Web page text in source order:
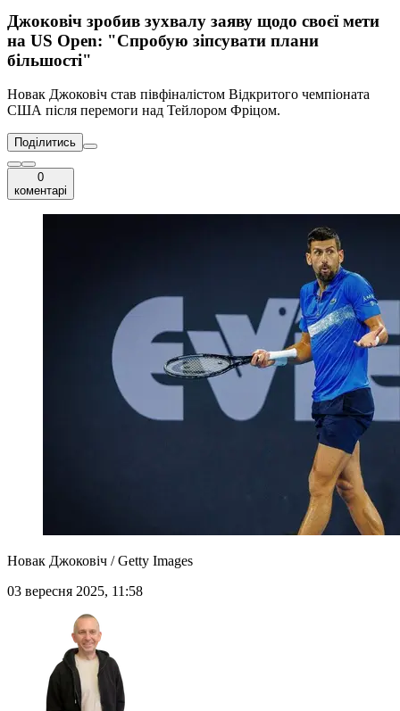
Джоковіч зробив зухвалу заяву щодо своєї мети
на US Open: "Спробую зіпсувати плани
більшості"
Новак Джоковіч став півфіналістом Відкритого чемпіоната
США після перемоги над Тейлором Фріцом.
Поділитись
0
коментарі
Новак Джоковіч / Getty Images
03 вересня 2025, 11:58